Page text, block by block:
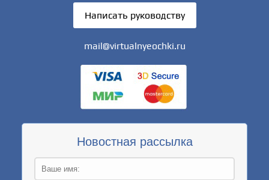
Написать руководству
mail@virtualnyeochki.ru
Новостная рассылка